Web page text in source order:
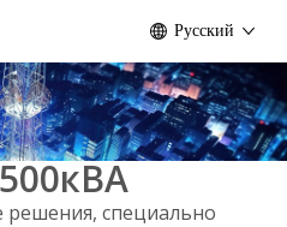
Pусский
решения, специально